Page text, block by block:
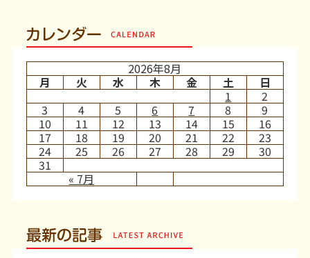
カレンダー
2026年8月
月
火 水 木 金 土 日
« 7月
1
2
3
4 5 6 7 8
9
10
11 12 13 14 15
16
17
18 19 20 21 22
23
24
25 26 27 28 29
30
31
最新の記事